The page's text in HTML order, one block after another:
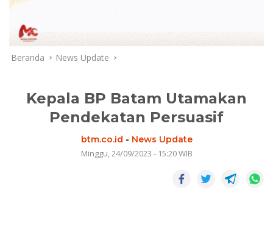
Beranda News Update
Kepala BP Batam Utamakan
Pendekatan Persuasif
btm.co.id - News Update
Minggu, 24/09/2023 - 15:20 WIB